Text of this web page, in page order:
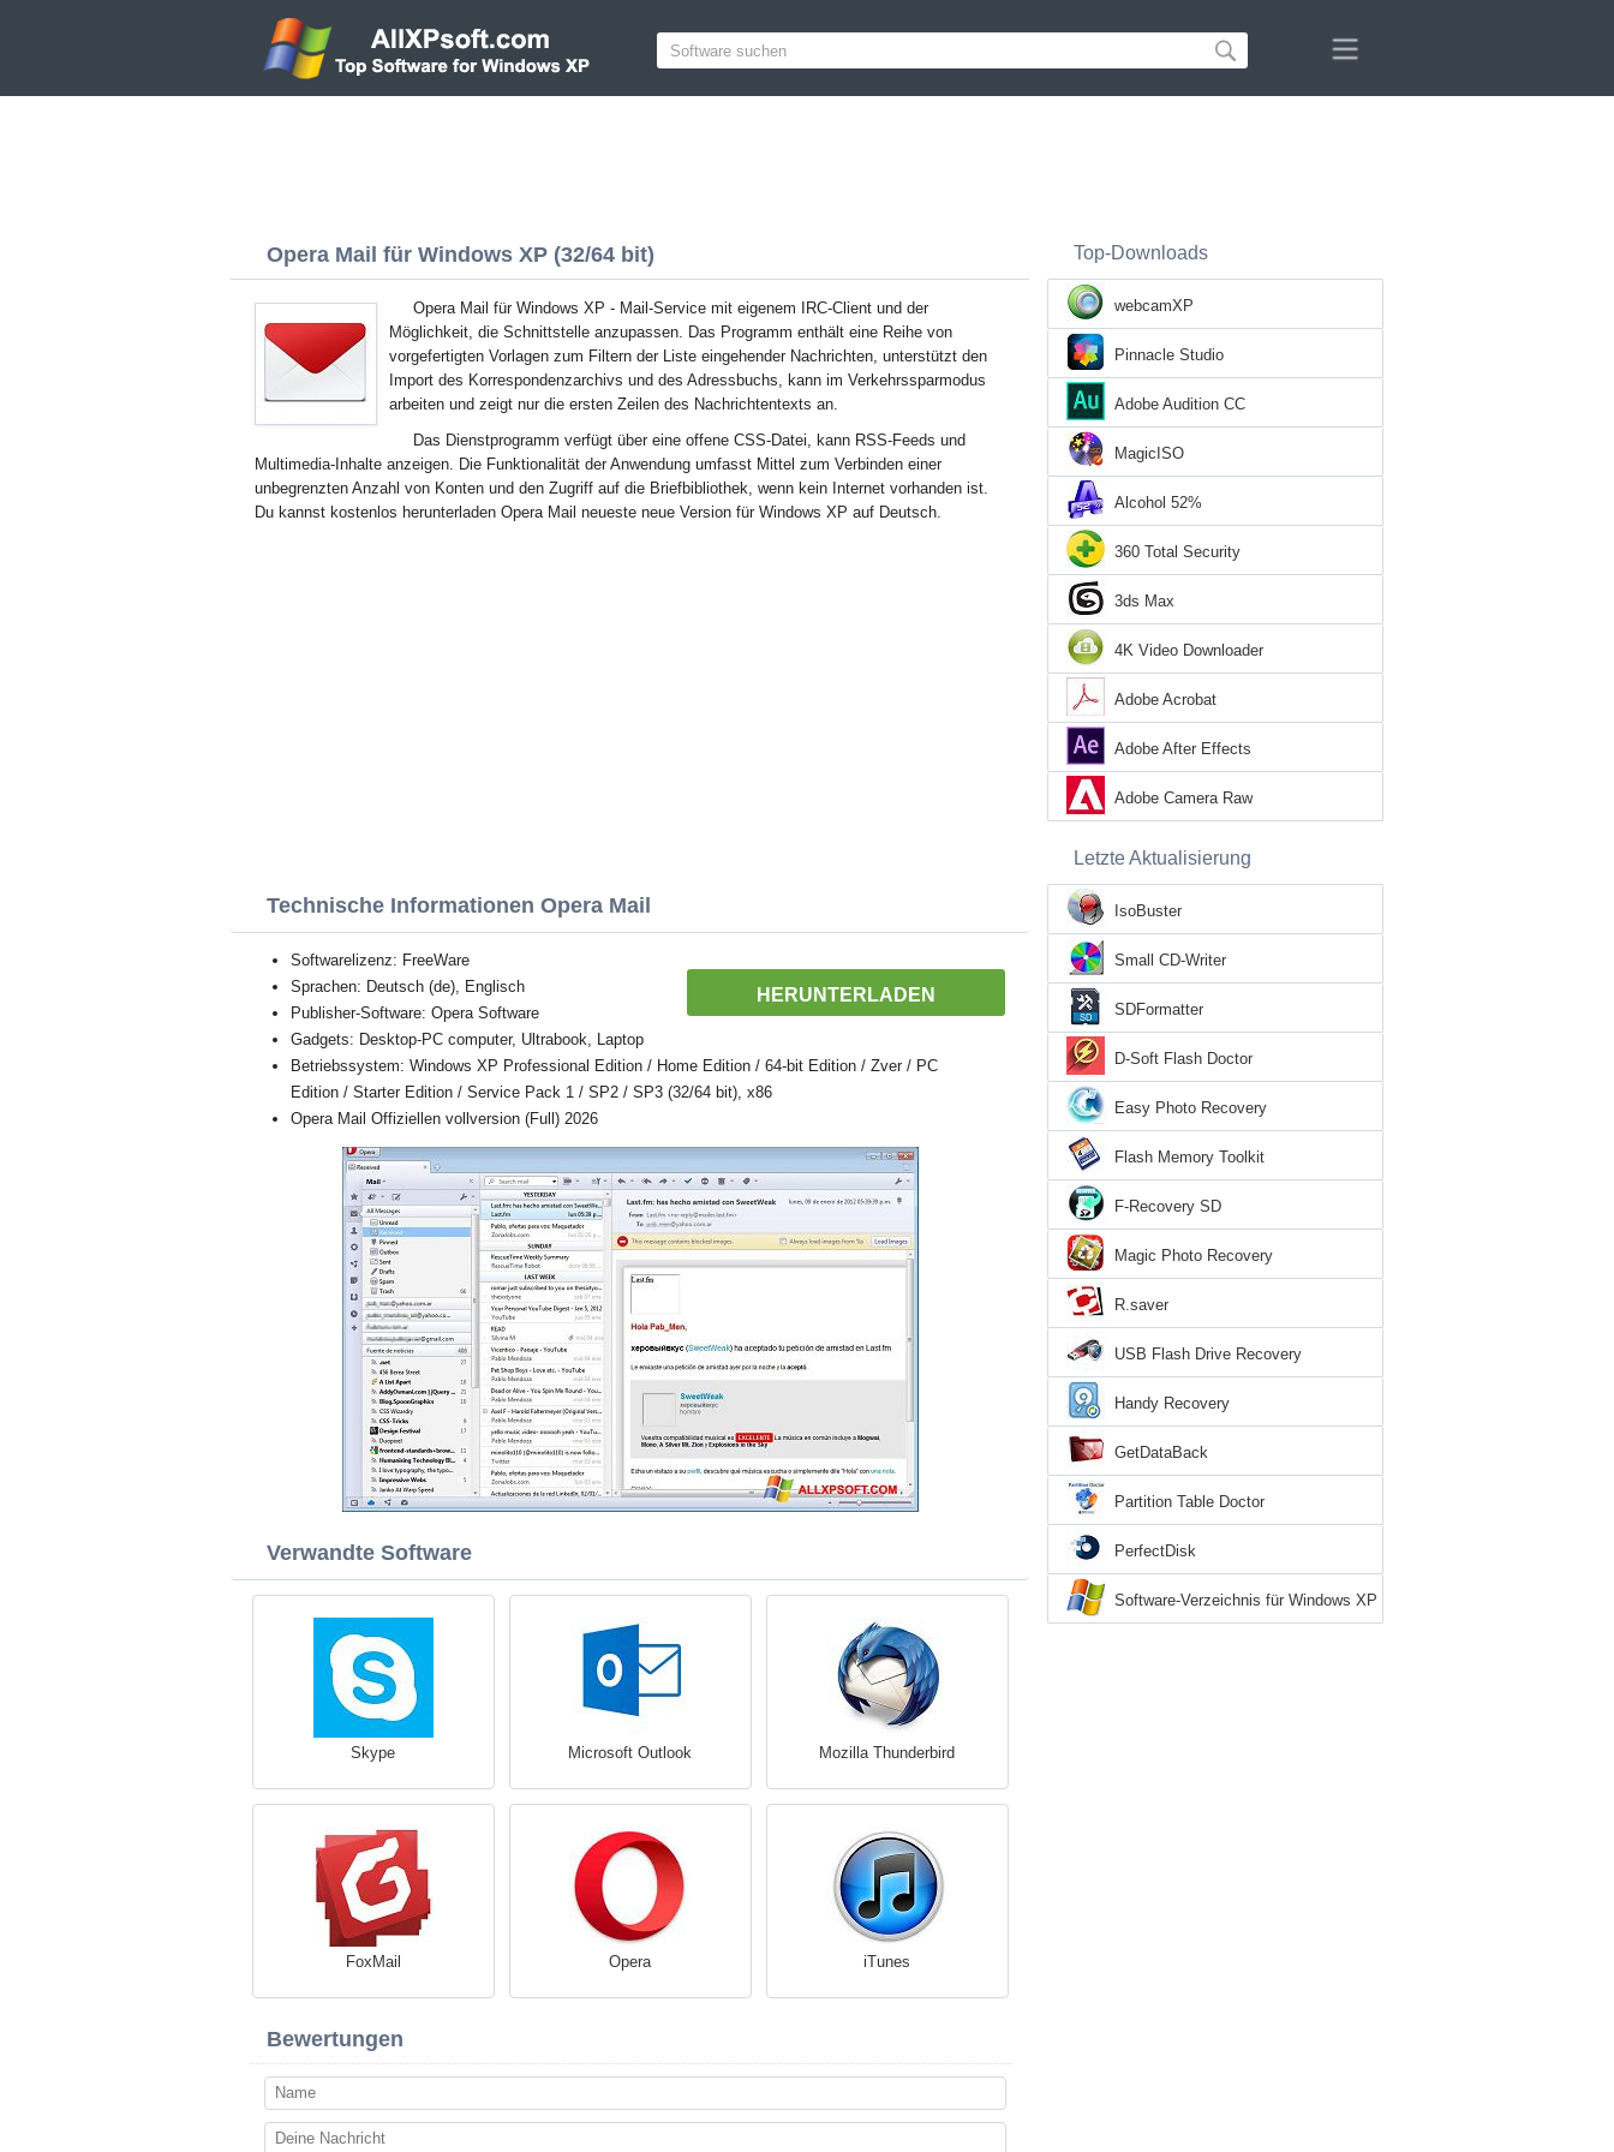
Opera Mail für Windows XP (32/64 bit)
Opera Mail für Windows XP - Mail-Service mit eigenem IRC-Client und der
Möglichkeit, die Schnittstelle anzupassen. Das Programm enthält eine Reihe von
vorgefertigten Vorlagen zum Filtern der Liste eingehender Nachrichten, unterstützt den
Import des Korrespondenzarchivs und des Adressbuchs, kann im Verkehrssparmodus
arbeiten und zeigt nur die ersten Zeilen des Nachrichtentexts an.
Das Dienstprogramm verfügt über eine offene CSS-Datei, kann RSS-Feeds und
Multimedia-Inhalte anzeigen. Die Funktionalität der Anwendung umfasst Mittel zum Verbinden einer
unbegrenzten Anzahl von Konten und den Zugriff auf die Briefbibliothek, wenn kein Internet vorhanden ist.
Du kannst kostenlos herunterladen Opera Mail neueste neue Version für Windows XP auf Deutsch.
Technische Informationen Opera Mail
HERUNTERLADEN
Softwarelizenz: FreeWare
Sprachen: Deutsch (de), Englisch
Publisher-Software: Opera Software
Gadgets: Desktop-PC computer, Ultrabook, Laptop
Betriebssystem: Windows XP Professional Edition / Home Edition / 64-bit Edition / Zver / PC
Edition / Starter Edition / Service Pack 1 / SP2 / SP3 (32/64 bit), x86
Opera Mail Offiziellen vollversion (Full) 2026
Verwandte Software
Skype Microsoft Outlook Mozilla Thunderbird
FoxMail Opera iTunes
Bewertungen
Top-Downloads
webcamXP
Pinnacle Studio
Adobe Audition CC
MagicISO
Alcohol 52%
360 Total Security
3ds Max
4K Video Downloader
Adobe Acrobat
Adobe After Effects
Adobe Camera Raw
Letzte Aktualisierung
IsoBuster
Small CD-Writer
SDFormatter
D-Soft Flash Doctor
Easy Photo Recovery
Flash Memory Toolkit
F-Recovery SD
Magic Photo Recovery
R.saver
USB Flash Drive Recovery
Handy Recovery
GetDataBack
Partition Table Doctor
PerfectDisk
Software-Verzeichnis für Windows XP